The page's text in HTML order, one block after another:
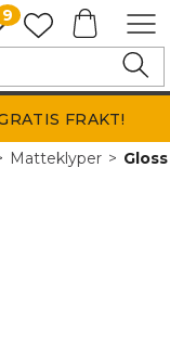
9
FRAKT!
Matteklyper>Gloss